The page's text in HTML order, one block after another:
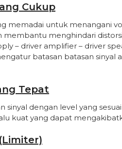
Cukup
memadai untuk menangani
menghindari
– driver amplifier – driver
batasan batasan sinyal
Tepat
sinyal dengan level yang
kuat yang dapat